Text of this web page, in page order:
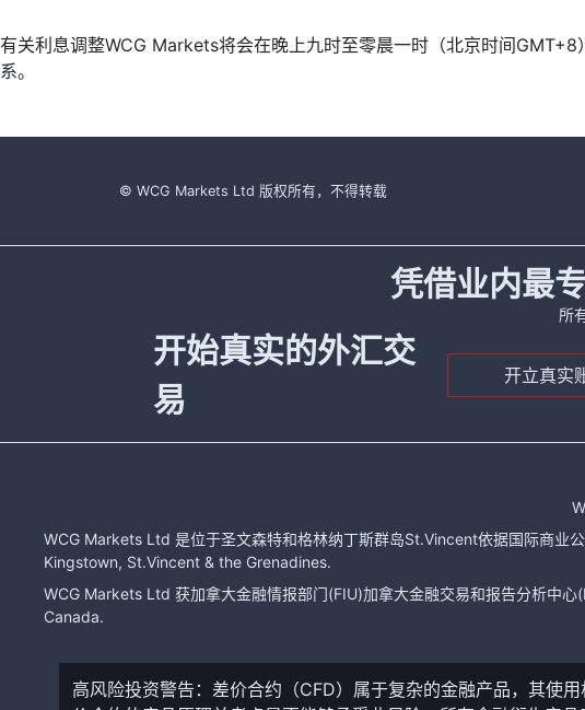
有关利息调整WCG Markets将会在晚上九时至零晨一时（北京时间
系。
© WCG Markets Ltd 版权所有，不得转载
凭借业内最
所
开始真实的外汇交
易
开立真实
WCG Markets Ltd 是位于圣文森特和格林纳丁斯群岛St.Vincent依据国际商
Kingstown, St.Vincent & the Grenadines.
WCG Markets Ltd 获加拿大金融情报部门(FIU)加拿大金融交易和报告分析中
Canada.
高风险投资警告：差价合约（CFD）属于复杂的金融产品，其使